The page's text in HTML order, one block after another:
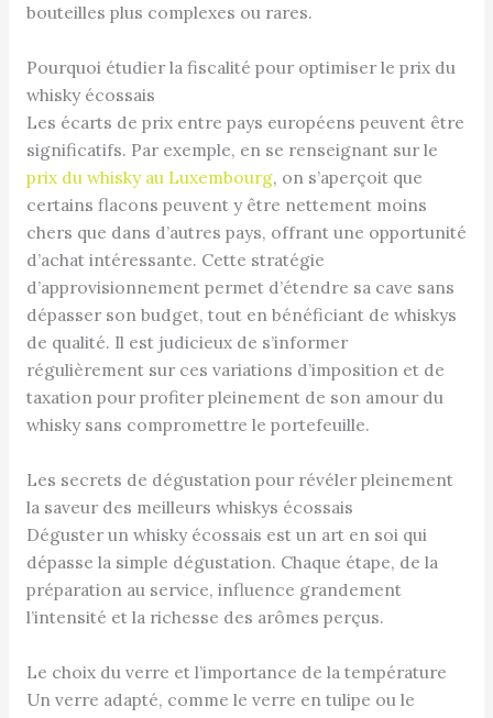
bouteilles plus complexes ou rares.
Pourquoi étudier la fiscalité pour optimiser le prix du
whisky écossais
Les écarts de prix entre pays européens peuvent être
significatifs. Par exemple, en se renseignant sur le
prix du whisky au Luxembourg, on s’aperçoit que
certains flacons peuvent y être nettement moins
chers que dans d’autres pays, offrant une opportunité
d’achat intéressante. Cette stratégie
d’approvisionnement permet d’étendre sa cave sans
dépasser son budget, tout en bénéficiant de whiskys
de qualité. Il est judicieux de s’informer
régulièrement sur ces variations d’imposition et de
taxation pour profiter pleinement de son amour du
whisky sans compromettre le portefeuille.
Les secrets de dégustation pour révéler pleinement
la saveur des meilleurs whiskys écossais
Déguster un whisky écossais est un art en soi qui
dépasse la simple dégustation. Chaque étape, de la
préparation au service, influence grandement
l’intensité et la richesse des arômes perçus.
Le choix du verre et l’importance de la température
Un verre adapté, comme le verre en tulipe ou le